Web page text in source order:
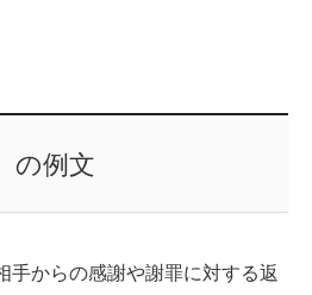
の例文
手からの感謝や謝罪に対する返